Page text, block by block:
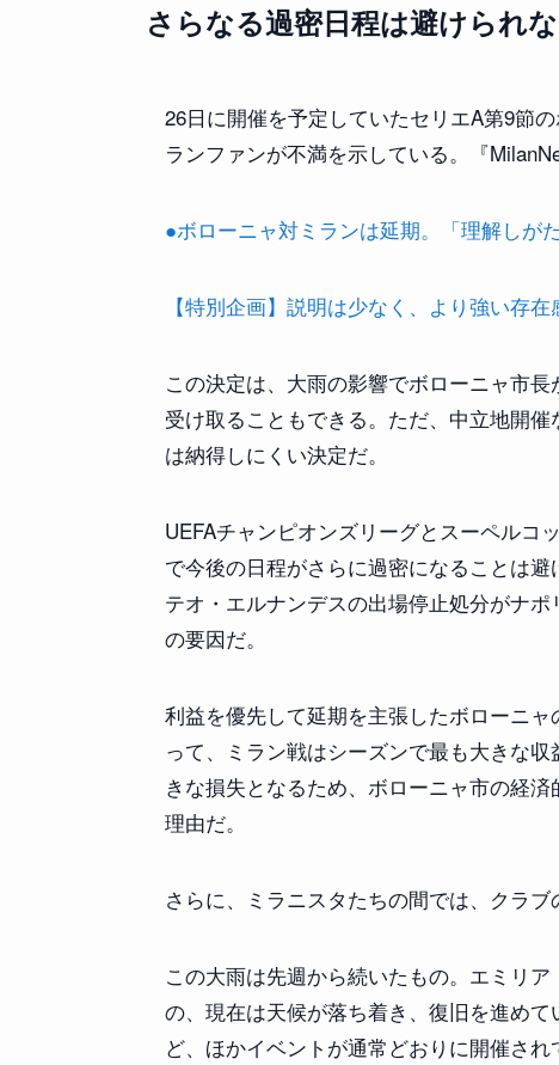
さらなる過密日程は避けられ
26日に開催を予定していたセリエA第9節
ランファンが不満を示している。『
●ボローニャ対ミランは延期。「理解しが
【特別企画】説明は少なく、より強い存
この決定は、大雨の影響でボローニャ市
受け取ることもできる。ただ、中立地開
は納得しにくい決定だ。
UEFAチャンピオンズリーグとスーペルコ
で今後の日程がさらに過密になることは
テオ・エルナンデスの出場停止処分がナ
の要因だ。
利益を優先して延期を主張したボローニ
って、ミラン戦はシーズンで最も大きな
きな損失となるため、ボローニャ市の経
理由だ。
さらに、ミラニスタたちの間では、クラ
この大雨は先週から続いたもの。エミリ
の、現在は天候が落ち着き、復旧を進め
ど、ほかイベントが通常どおりに開催さ